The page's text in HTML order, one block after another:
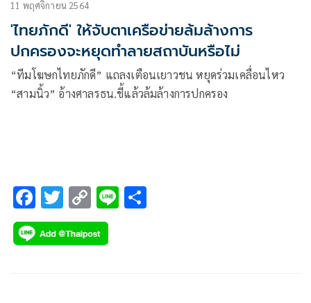
11 พฤศจิกายน 2564
'ไทยภักดี' ให้จับตาเครือข่ายล้มล้างการ
ปกครองจะหยุดทำลายสถาบันหรือไม่
“ทีมโฆษกไทยภักดี” แถลงเตือนเยาวชน หยุดร่วมเคลื่อนไหว
“สามนิ้ว” อ้างศาลรธน.ชี้แล้วล้มล้างการปกครอง
F
ac
e
T
wi
tt
C
o
p
Li